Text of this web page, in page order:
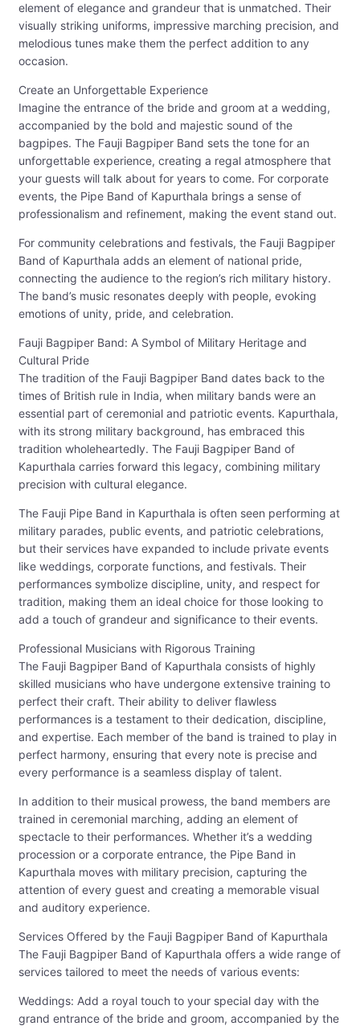
element of elegance and grandeur that is unmatched. Their
visually striking uniforms, impressive marching precision, and
melodious tunes make them the perfect addition to any
occasion.
Create an Unforgettable Experience
Imagine the entrance of the bride and groom at a wedding,
accompanied by the bold and majestic sound of the
bagpipes. The Fauji Bagpiper Band sets the tone for an
unforgettable experience, creating a regal atmosphere that
your guests will talk about for years to come. For corporate
events, the Pipe Band of Kapurthala brings a sense of
professionalism and refinement, making the event stand out.
For community celebrations and festivals, the Fauji Bagpiper
Band of Kapurthala adds an element of national pride,
connecting the audience to the region’s rich military history.
The band’s music resonates deeply with people, evoking
emotions of unity, pride, and celebration.
Fauji Bagpiper Band: A Symbol of Military Heritage and
Cultural Pride
The tradition of the Fauji Bagpiper Band dates back to the
times of British rule in India, when military bands were an
essential part of ceremonial and patriotic events. Kapurthala,
with its strong military background, has embraced this
tradition wholeheartedly. The Fauji Bagpiper Band of
Kapurthala carries forward this legacy, combining military
precision with cultural elegance.
The Fauji Pipe Band in Kapurthala is often seen performing at
military parades, public events, and patriotic celebrations,
but their services have expanded to include private events
like weddings, corporate functions, and festivals. Their
performances symbolize discipline, unity, and respect for
tradition, making them an ideal choice for those looking to
add a touch of grandeur and significance to their events.
Professional Musicians with Rigorous Training
The Fauji Bagpiper Band of Kapurthala consists of highly
skilled musicians who have undergone extensive training to
perfect their craft. Their ability to deliver flawless
performances is a testament to their dedication, discipline,
and expertise. Each member of the band is trained to play in
perfect harmony, ensuring that every note is precise and
every performance is a seamless display of talent.
In addition to their musical prowess, the band members are
trained in ceremonial marching, adding an element of
spectacle to their performances. Whether it’s a wedding
procession or a corporate entrance, the Pipe Band in
Kapurthala moves with military precision, capturing the
attention of every guest and creating a memorable visual
and auditory experience.
Services Offered by the Fauji Bagpiper Band of Kapurthala
The Fauji Bagpiper Band of Kapurthala offers a wide range of
services tailored to meet the needs of various events:
Weddings: Add a royal touch to your special day with the
grand entrance of the bride and groom, accompanied by the